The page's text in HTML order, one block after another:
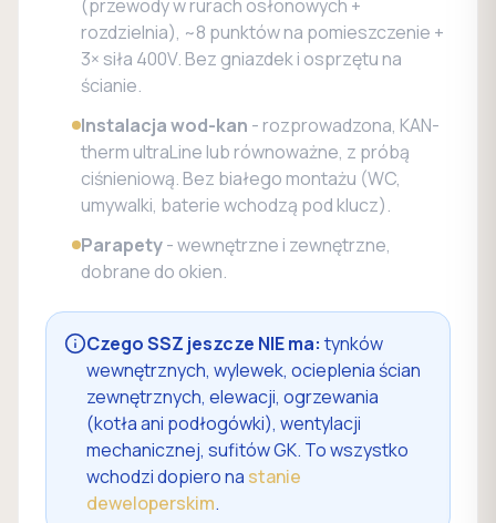
(przewody w rurach osłonowych +
rozdzielnia), ~8 punktów na pomieszczenie +
3× siła 400V. Bez gniazdek i osprzętu na
ścianie.
Instalacja wod-kan - rozprowadzona, KAN-
therm ultraLine lub równoważne, z próbą
ciśnieniową. Bez białego montażu (WC,
umywalki, baterie wchodzą pod klucz).
Parapety- wewnętrzne i zewnętrzne,
dobrane do okien.
Czego SSZ jeszcze NIE ma: tynków
wewnętrznych, wylewek, ocieplenia ścian
zewnętrznych, elewacji, ogrzewania
(kotła ani podłogówki), wentylacji
mechanicznej, sufitów GK. To wszystko
wchodzi dopiero na stanie
deweloperskim.